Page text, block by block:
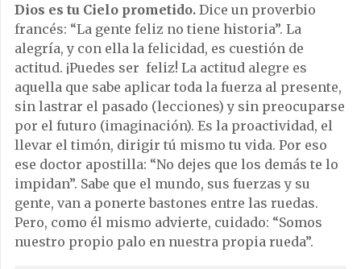
Dios es tu Cielo prometido. Dice un proverbio
francés: “La gente feliz no tiene historia”. La
alegría, y con ella la felicidad, es cuestión de
actitud. ¡Puedes ser feliz! La actitud alegre es
aquella que sabe aplicar toda la fuerza al presente,
sin lastrar el pasado (lecciones) y sin preocuparse
por el futuro (imaginación). Es la proactividad, el
llevar el timón, dirigir tú mismo tu vida. Por eso
ese doctor apostilla: “No dejes que los demás te lo
impidan”. Sabe que el mundo, sus fuerzas y su
gente, van a ponerte bastones entre las ruedas.
Pero, como él mismo advierte, cuidado: “Somos
nuestro propio palo en nuestra propia rueda”.